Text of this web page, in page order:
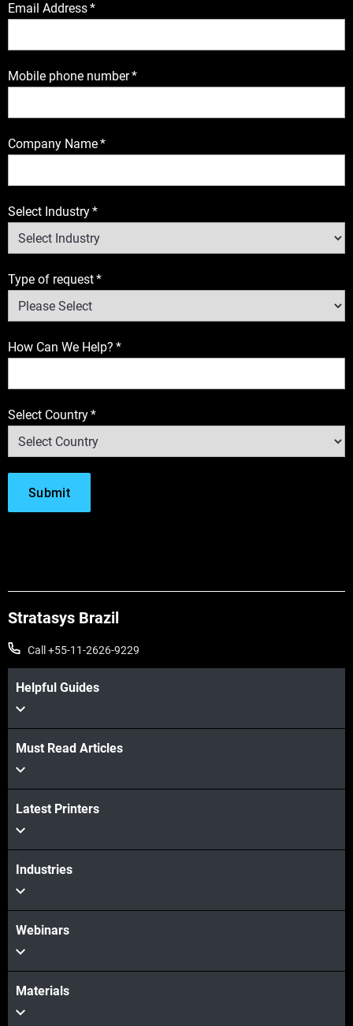
Email Address*
Mobile phone number*
Company Name*
Select Industry*
Type of request*
How Can We Help? *
Select Country*
Stratasys Brazil
Call +55-11-2626-9229
Helpful Guides
Must Read Articles
Latest Printers
Industries
Webinars
Materials